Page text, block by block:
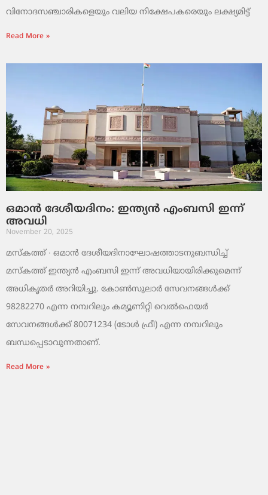
വിനോദസഞ്ചാരികളെയും വലിയ നിക്ഷേപകരെയും ലക്ഷ്യമിട്ട്
Read More »
ഒമാൻ ദേശീയദിനം: ഇന്ത്യൻ എംബസി ഇന്ന്
അവധി
November 20, 2025
മസ്‌കത്ത് ∙ ഒമാൻ ദേശീയദിനാഘോഷത്താടനുബന്ധിച്ച്
മസ്‌കത്ത് ഇന്ത്യൻ എംബസി ഇന്ന് അവധിയായിരിക്കുമെന്ന്
അധികൃതർ അറിയിച്ചു. കോൺസുലാർ സേവനങ്ങൾക്ക്
98282270 എന്ന നമ്പറിലും കമ്യൂണിറ്റി വെൽഫെയർ
സേവനങ്ങൾക്ക് 80071234 (ടോൾ ഫ്രീ) എന്ന നമ്പറിലും
ബന്ധപ്പെടാവുന്നതാണ്.
Read More »